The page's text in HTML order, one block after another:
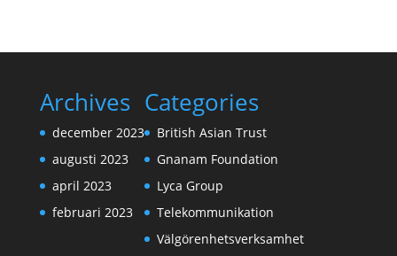
Archives
december 2023
augusti 2023
april 2023
februari 2023
Categories
British Asian Trust
Gnanam Foundation
Lyca Group
Telekommunikation
Välgörenhetsverksamhet